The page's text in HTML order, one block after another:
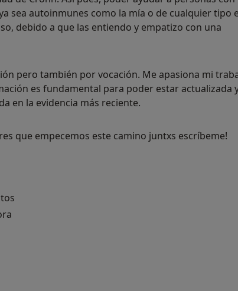
sea autoinmunes como la mía o de cualquier tipo
debido a que las entiendo y empatizo con una
pero también por vocación. Me apasiona mi
es fundamental para poder estar actualizada
en la evidencia más reciente.
que empecemos este camino juntxs escríbeme!